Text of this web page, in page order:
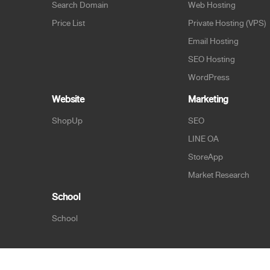
Search Domain
Price List
Web Hosting
Private Hosting (VPS)
Email Hosting
SEO Hosting
WordPress
Website
ShopUp
Marketing
SEO
LINE OA
StoreApp
Market Research
School
School